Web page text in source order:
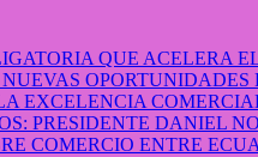
QUE ACELERA
EXCELENCIA
PRESIDENTE DANIEL
COMERCIO ENTRE